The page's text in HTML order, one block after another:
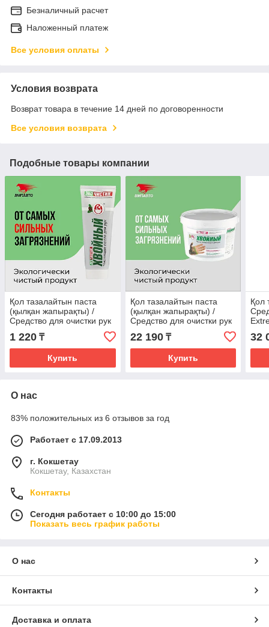
Безналичный расчет
Наложенный платеж
Все условия оплаты
Условия возврата
Возврат товара в течение 14 дней по договоренности
Все условия возврата
Подобные товары компании
Қол тазалайтын паста
(қылқан жапырақты) /
Средство для очистки рук
ЭкоЧистик VMPAUTO
200мл. (хвойный) (32шт)
1 220 ₸
Купить
Қол тазалайтын паста
(қылқан жапырақты) /
Средство для очистки рук
ЭкоЧистик VMPAUTO 8кг.
(ведро) (хвойный)
22 190₸
Купить
Қол
32
О нас
83% положительных из 6 отзывов за год
Работает с 17.09.2013
г. Кокшетау
Кокшетау, Казахстан
Контакты
Сегодня работает с 10:00 до 15:00
Показать весь график работы
О нас
Контакты
Доставка и оплата